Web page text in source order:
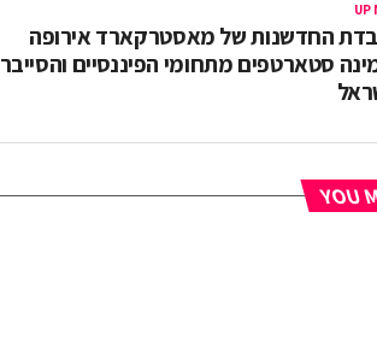
UP
החדשנות של מאסטרקארד אירופה
סטארטפים מתחומי הפיננסיים והסייבר
YOU